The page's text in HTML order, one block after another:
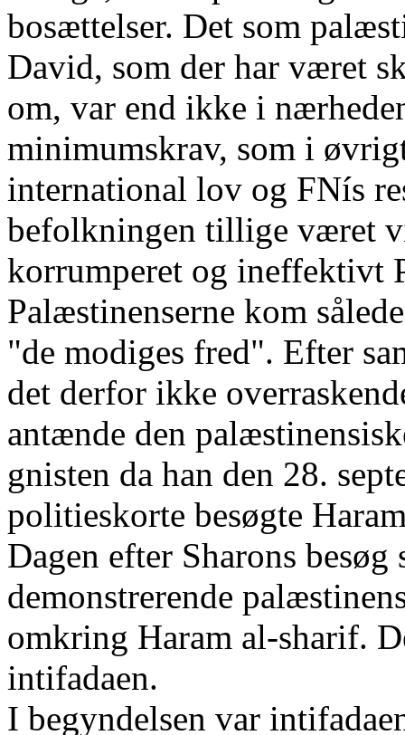
bosættelser. Det som
David, som der har været
om, var end ikke i
minimumskrav, som i
international lov og FNís
befolkningen tillige været
korrumperet og ineffektivt
Palæstinenserne kom
"de modiges fred". Efter
det derfor ikke
antænde den
gnisten da han den 28.
politieskorte besøgte
Dagen efter Sharons
demonstrerende
omkring Haram al-sharif.
intifadaen.
I begyndelsen var